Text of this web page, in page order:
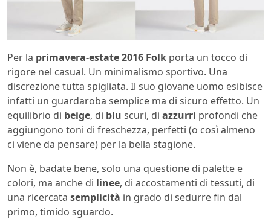
Per la primavera-estate 2016 Folk porta un tocco di
rigore nel casual. Un minimalismo sportivo. Una
discrezione tutta spigliata. Il suo giovane uomo esibisce
infatti un guardaroba semplice ma di sicuro effetto. Un
equilibrio di beige, di blu scuri, di azzurri profondi che
aggiungono toni di freschezza, perfetti (o così almeno
ci viene da pensare) per la bella stagione.
Non è, badate bene, solo una questione di palette e
colori, ma anche di linee, di accostamenti di tessuti, di
una ricercata semplicità in grado di sedurre fin dal
primo, timido sguardo.